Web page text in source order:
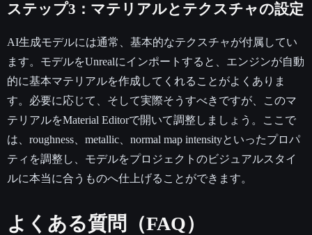
ステップ3：マテリアルとテクスチャの設定
AI生成モデルには通常、基本的なテクスチャが付属してい
ます。モデルをUnrealにインポートすると、エンジンが自動
的に基本マテリアルを作成してくれることがよくありま
す。必要に応じて、そして実際そうすべきですが、このマ
テリアルをMaterial Editorで開いて調整しましょう。ここで
は、roughness、metallic、normal map intensityといったプロパ
ティを調整し、モデルをプロジェクトのビジュアルスタイ
ルに本当に合うものへ仕上げることができます。
よくある質問（FAQ）